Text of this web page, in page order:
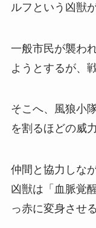
ルフという凶獣
一般市民が襲わ
ようとするが、
そこへ、風狼小
を割るほどの威
仲間と協力しな
凶獣は「血脈覚
っ赤に変身させる